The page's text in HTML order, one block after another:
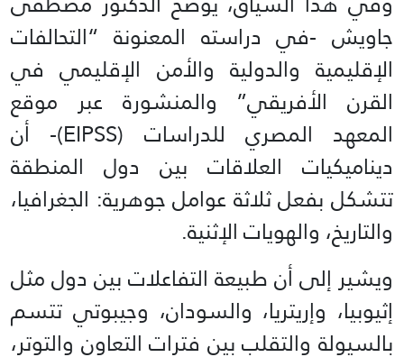
جاويش -في دراسته المعنونة “التحالفات
الإقليمية والدولية والأمن الإقليمي في
القرن الأفريقي” والمنشورة عبر موقع
المعهد المصري للدراسات (EIPSS)- أن
ديناميكيات العلاقات بين دول المنطقة
تتشكل بفعل ثلاثة عوامل جوهرية: الجغرافيا،
والتاريخ، والهويات الإثنية.
ويشير إلى أن طبيعة التفاعلات بين دول مثل
إثيوبيا، وإريتريا، والسودان، وجيبوتي تتسم
بالسيولة والتقلب بين فترات التعاون والتوتر،